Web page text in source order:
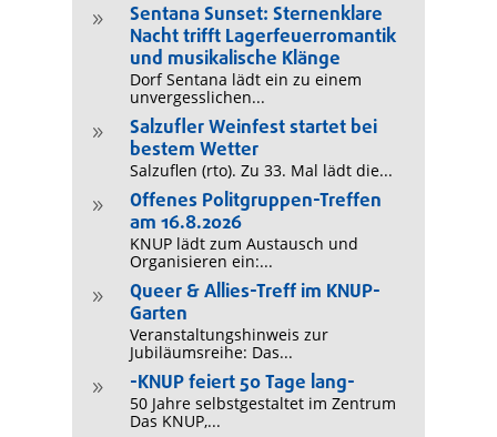
9
Sentana Sunset: Sternenklare
Nacht trifft Lagerfeuerromantik
und musikalische Klänge
Dorf Sentana lädt ein zu einem
unvergesslichen...
9
Salzufler Weinfest startet bei
bestem Wetter
Salzuflen (rto). Zu 33. Mal lädt die...
9
Offenes Politgruppen-Treffen
am 16.8.2026
KNUP lädt zum Austausch und
Organisieren ein:...
9
Queer & Allies-Treff im KNUP-
Garten
Veranstaltungshinweis zur
Jubiläumsreihe: Das...
9 -KNUP feiert 50 Tage lang-
50 Jahre selbstgestaltet im Zentrum
Das KNUP,...